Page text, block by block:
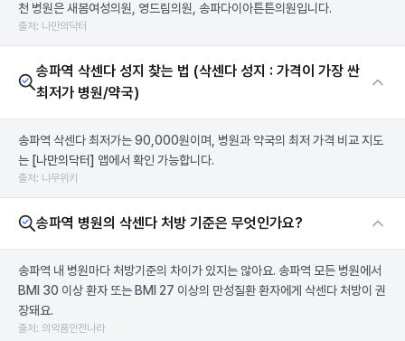
천 병원은 새봄여성의원, 영드림의원, 송파다이아튼튼의원입니다.
출처: 나만의닥터
송파역 삭센다 성지 찾는 법 (삭센다 성지 : 가격이 가장 싼
최저가 병원/약국)
송파역 삭센다 최저가는 90,000원이며, 병원과 약국의 최저 가격 비교 지도
는 [나만의닥터] 앱에서 확인 가능합니다.
출처: 나무위키
송파역 병원의 삭센다 처방 기준은 무엇인가요?
송파역 내 병원마다 처방기준의 차이가 있지는 않아요. 송파역 모든 병원에서
BMI 30 이상 환자 또는 BMI 27 이상의 만성질환 환자에게 삭센다 처방이 권
장돼요.
출처: 의약품안전나라